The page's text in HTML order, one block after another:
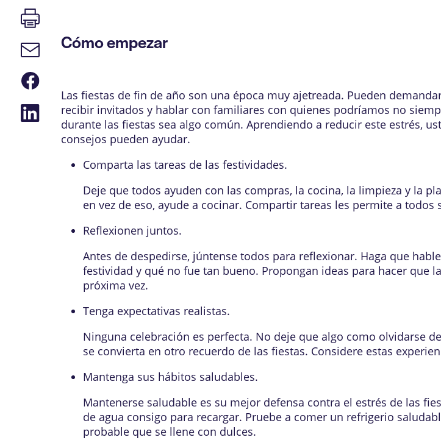
Cómo empezar
Las fiestas de fin de año son una época muy ajetreada. Pueden
recibir invitados y hablar con familiares con quienes podríamos no
durante las fiestas sea algo común. Aprendiendo a reducir este estrés,
consejos pueden ayudar.
Comparta las tareas de las festividades.
Deje que todos ayuden con las compras, la cocina, la limpieza y la
en vez de eso, ayude a cocinar. Compartir tareas les permite a
Reflexionen juntos.
Antes de despedirse, júntense todos para reflexionar. Haga que
festividad y qué no fue tan bueno. Propongan ideas para hacer que
próxima vez.
Tenga expectativas realistas.
Ninguna celebración es perfecta. No deje que algo como olvidarse
se convierta en otro recuerdo de las fiestas. Considere estas
Mantenga sus hábitos saludables.
Mantenerse saludable es su mejor defensa contra el estrés de las
de agua consigo para recargar. Pruebe a comer un refrigerio
probable que se llene con dulces.
Imprimir
página
Enlace
de
correo
electrónico
Compartir
en
Facebook
Compartir
en
LinkedIn